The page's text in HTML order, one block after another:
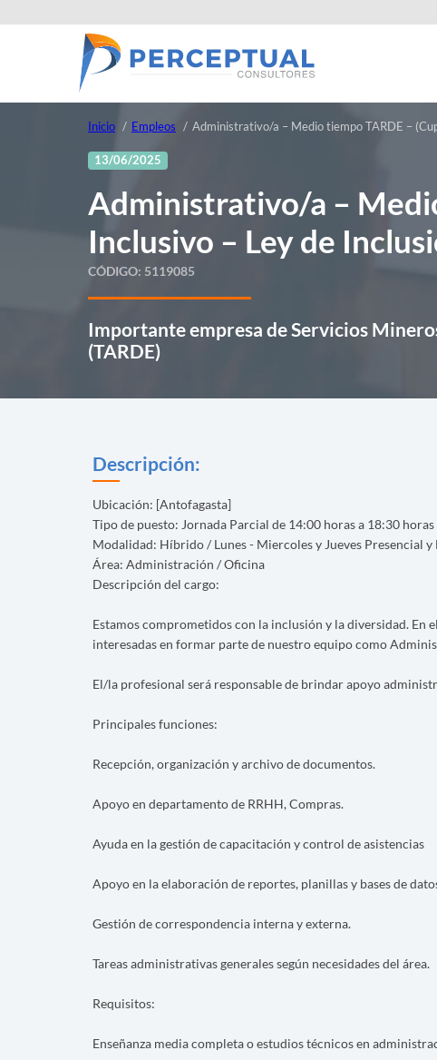
Inicio Empleos Administrativo/a – Medio tiempo TARDE –
13/06/2025
Administrativo/a –
Inclusivo – Ley de
CÓDIGO: 5119085
Importante empresa de Servicios
(TARDE)
Descripción:
Ubicación: [Antofagasta]
Tipo de puesto: Jornada Parcial de 14:00 horas a 18:30
Modalidad: Híbrido / Lunes - Miercoles y Jueves Presencial y
Área: Administración / Oficina
Descripción del cargo:
Estamos comprometidos con la inclusión y la diversidad. En
interesadas en formar parte de nuestro equipo como
El/la profesional será responsable de brindar apoyo
Principales funciones:
Recepción, organización y archivo de documentos.
Apoyo en departamento de RRHH, Compras.
Ayuda en la gestión de capacitación y control de asistencias
Apoyo en la elaboración de reportes, planillas y bases de
Gestión de correspondencia interna y externa.
Tareas administrativas generales según necesidades del área.
Requisitos:
Enseñanza media completa o estudios técnicos en